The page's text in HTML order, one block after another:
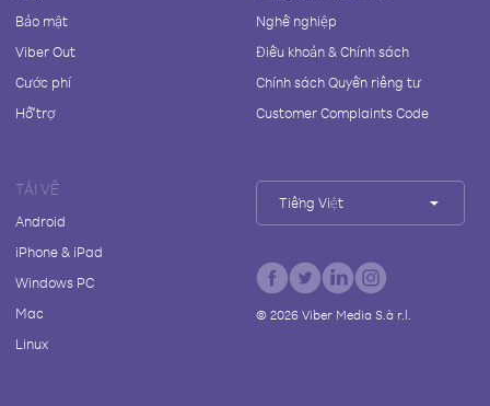
Bảo mật
Viber Out
Cước phí
Hỗ trợ
Nghề nghiệp
Điều khoản & Chính sách
Chính sách Quyền riêng tư
Customer Complaints Code
TẢI VỀ
Android
iPhone & iPad
Windows PC
Mac
Linux
Tiếng Việt
© 2026Viber Media S.à r.l.